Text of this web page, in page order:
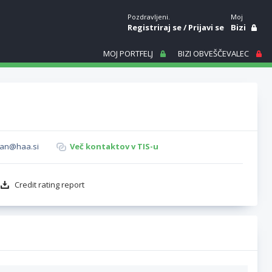
Pozdravljeni.
Registriraj se/Prijavi se
Moj
Bizi
MOJ PORTFELJ BIZI OBVEŠČEVALEC
Več kontaktov v TIS-u
Credit rating report